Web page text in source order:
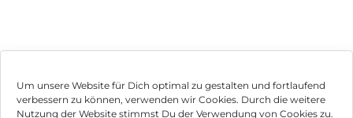
Um unsere Website für Dich optimal zu gestalten und fortlaufend
verbessern zu können, verwenden wir Cookies. Durch die weitere
Nutzung der Website stimmst Du der Verwendung von Cookies zu.